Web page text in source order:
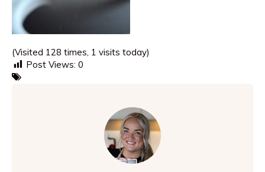
(Visited 128 times, 1 visits today)
Post Views: 0